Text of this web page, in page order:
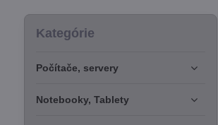
Kategórie
Počítače, servery
Notebooky, Tablety